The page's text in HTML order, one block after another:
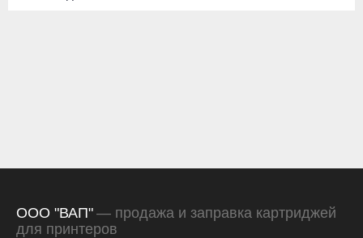
ООО "ВАП" — продажа и заправка картриджей
для принтеров